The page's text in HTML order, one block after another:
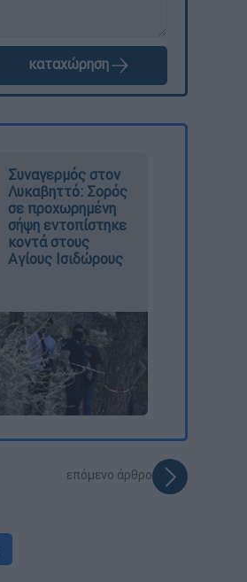
καταχώρηση
Συναγερμός στον
Λυκαβηττό: Σορός
σε προχωρημένη
σήψη εντοπίστηκε
κοντά στους
Αγίους Ισιδώρους
επόμενο άρθρο